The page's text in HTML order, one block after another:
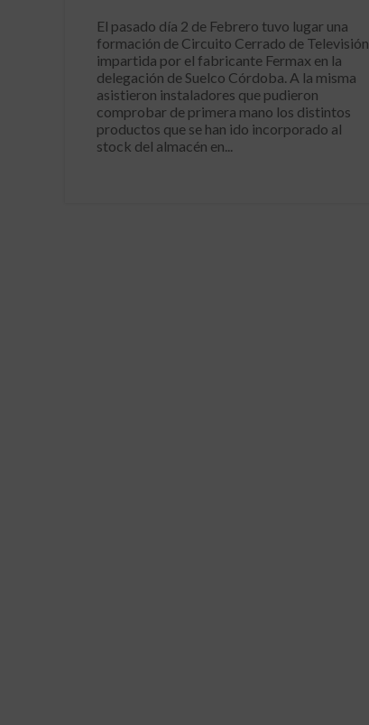
El pasado día 2 de Febrero tuvo lugar una
formación de Circuito Cerrado de Televisión,
impartida por el fabricante Fermax en la
delegación de Suelco Córdoba. A la misma
asistieron instaladores que pudieron
comprobar de primera mano los distintos
productos que se han ido incorporado al
stock del almacén en...